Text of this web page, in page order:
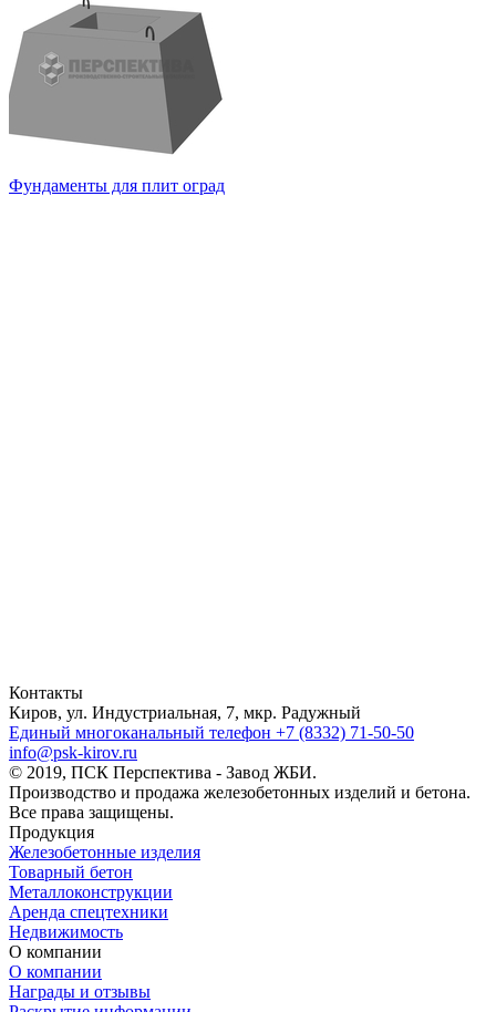
Фундаменты для плит оград
Контакты
Киров, ул. Индустриальная, 7, мкр. Радужный
Единый многоканальный телефон +7 (8332) 71-50-50
info@psk-kirov.ru
© 2019, ПСК Перспектива - Завод ЖБИ.
Производство и продажа железобетонных изделий и бетона.
Все права защищены.
Продукция
Железобетонные изделия
Товарный бетон
Металлоконструкции
Аренда спецтехники
Недвижимость
О компании
О компании
Награды и отзывы